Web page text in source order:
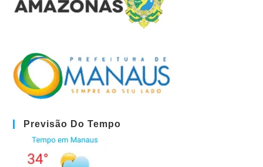
Previsão Do Tempo